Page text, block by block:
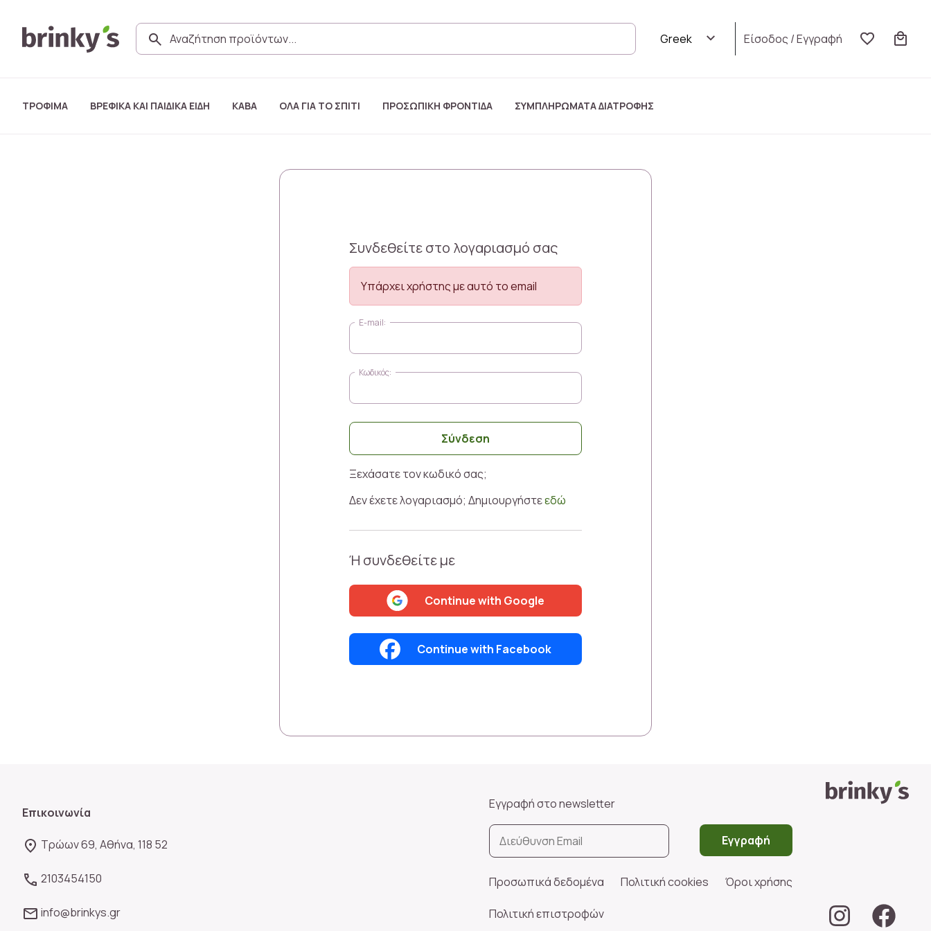
Είσοδος /Εγγραφή
ΤΡΟΦΙΜΑ ΒΡΕΦΙΚΑ ΚΑΙ ΠΑΙΔΙΚΑ ΕΙΔΗ ΚΑΒΑ ΟΛΑ ΓΙΑ ΤΟ ΣΠΙΤΙ ΠΡΟΣΩΠΙΚΗ ΦΡΟΝΤΙΔΑ ΣΥΜΠΛΗΡΩΜΑΤΑ ΔΙΑΤΡΟΦΗΣ
Συνδεθείτε στο λογαριασμό σας
Υπάρχει χρήστης με αυτό το email
Σύνδεση
Ξεχάσατε τον κωδικό σας;
Δεν έχετε λογαριασμό; Δημιουργήστεεδώ
Ή συνδεθείτε με
Continue with Google
Continue with Facebook
Επικοινωνία
Τρώων 69, Αθήνα, 118 52
2103454150
info@brinkys.gr
Εγγραφή στο newsletter
Εγγραφή
Προσωπικά δεδομένα Πολιτική cookies Όροι χρήσης
Πολιτική επιστροφών